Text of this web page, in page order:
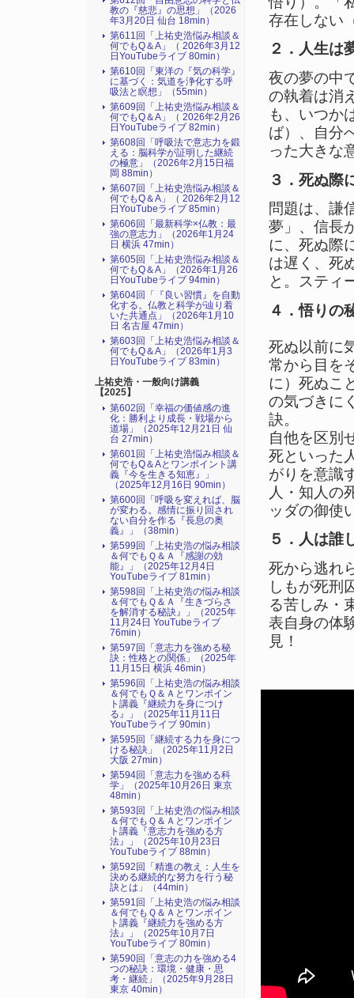
存在しない
２．人生は
夜の夢の中
の執着は消
も、いつか
ば）、自分
った大きな
３．死ぬ際
問題は、謙
夢」、信長
に、死ぬ際
は遅く、死
と。スティ
４．悟りの
死ぬ以前に
常から目を
に）死ぬこ
の気づきに
訣。
自他を区別
死といった
がりを意識
人・知人の
ッダの御使
５．人は誰
死から逃れ
しもが死刑
る苦しみ・
表自身の体
見！
教の『慈悲』の思想」（2026
年3月20日 仙台 18min）
第611回「上祐史浩悩み相談＆
何でもQ＆A」（ 2026年3月12
日YouTubeライブ 80min）
第610回「東洋の『気の科学』
に基づく：気道を浄化する呼
吸法と瞑想」（55min）
第609回「上祐史浩悩み相談＆
何でもQ＆A」（ 2026年2月26
日YouTubeライブ 82min）
第608回「呼吸法で意志力を鍛
える：脳科学が証明した継続
の極意」（2026年2月15日福
岡 88min）
第607回「上祐史浩悩み相談＆
何でもQ＆A」（ 2026年2月12
日YouTubeライブ 85min）
第606回「最新科学×仏教：最
強の意志力」（2026年1月24
日 横浜 47min）
第605回「上祐史浩悩み相談＆
何でもQ＆A」（2026年1月26
日YouTubeライブ 94min）
第604回「『良い習慣』を自動
化する。仏教と科学が辿り着
いた共通点」（2026年1月10
日 名古屋 47min）
第603回「上祐史浩悩み相談＆
何でもQ＆A」（2026年1月3
日YouTubeライブ 83min）
上祐史浩・一般向け講義
【2025】
第602回「幸福の価値感の進
化：勝利より成長・戦場から
道場」（2025年12月21日 仙
台 27min）
第601回「上祐史浩悩み相談＆
何でもQ＆Aとワンポイント講
義『今を生きる知恵』」
（2025年12月16日 90min）
第600回「呼吸を変えれば、脳
が変わる。感情に振り回され
ない自分を作る『長息の奥
義』」（38min）
第599回「上祐史浩の悩み相談
＆何でもＱ＆Ａ『感謝の効
能』」（2025年12月4日
YouTubeライブ 81min）
第598回「上祐史浩の悩み相談
＆何でもＱ＆Ａ『生きづらさ
を解消する秘訣』​」（2025年
11月24日 YouTubeライブ
76min）
第597回「意志力を強める秘
訣：性格との関係」（2025年
11月15日 横浜 46min）
第596回「上祐史浩の悩み相談
＆何でもＱ＆Ａとワンポイン
ト講義『継続力を身につけ
る』​」（2025年11月11日
YouTubeライブ 90min）
第595回「継続する力を身につ
ける秘訣」（2025年11月2日
大阪 27min）
第594回「意志力を強める科
学」（2025年10月26日 東京
48min）
第593回「上祐史浩の悩み相談
＆何でもＱ＆Ａとワンポイン
ト講義『意志力を強める方
法』​」（2025年10月23日
YouTubeライブ 88min）
第592回「精進の教え：人生を
決める継続的な努力を行う秘
訣とは」（44min）
第591回「上祐史浩の悩み相談
＆何でもＱ＆Ａとワンポイン
ト講義『継続力を強める方
法』​」（2025年10月7日
YouTubeライブ 80min）
第590回「意志の力を強める4
つの秘訣：環境・健康・思
考・継続」（2025年9月28日
東京 40min）